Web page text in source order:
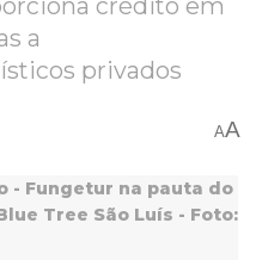
a
privados
AA